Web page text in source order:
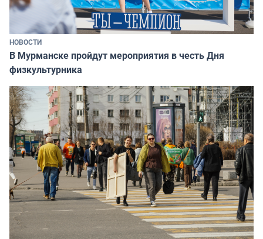
НОВОСТИ
В Мурманске пройдут мероприятия в честь Дня
физкультурника